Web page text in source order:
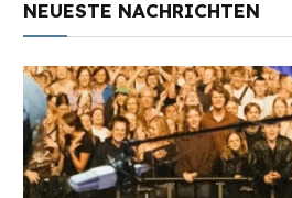
NEUESTE NACHRICHTEN